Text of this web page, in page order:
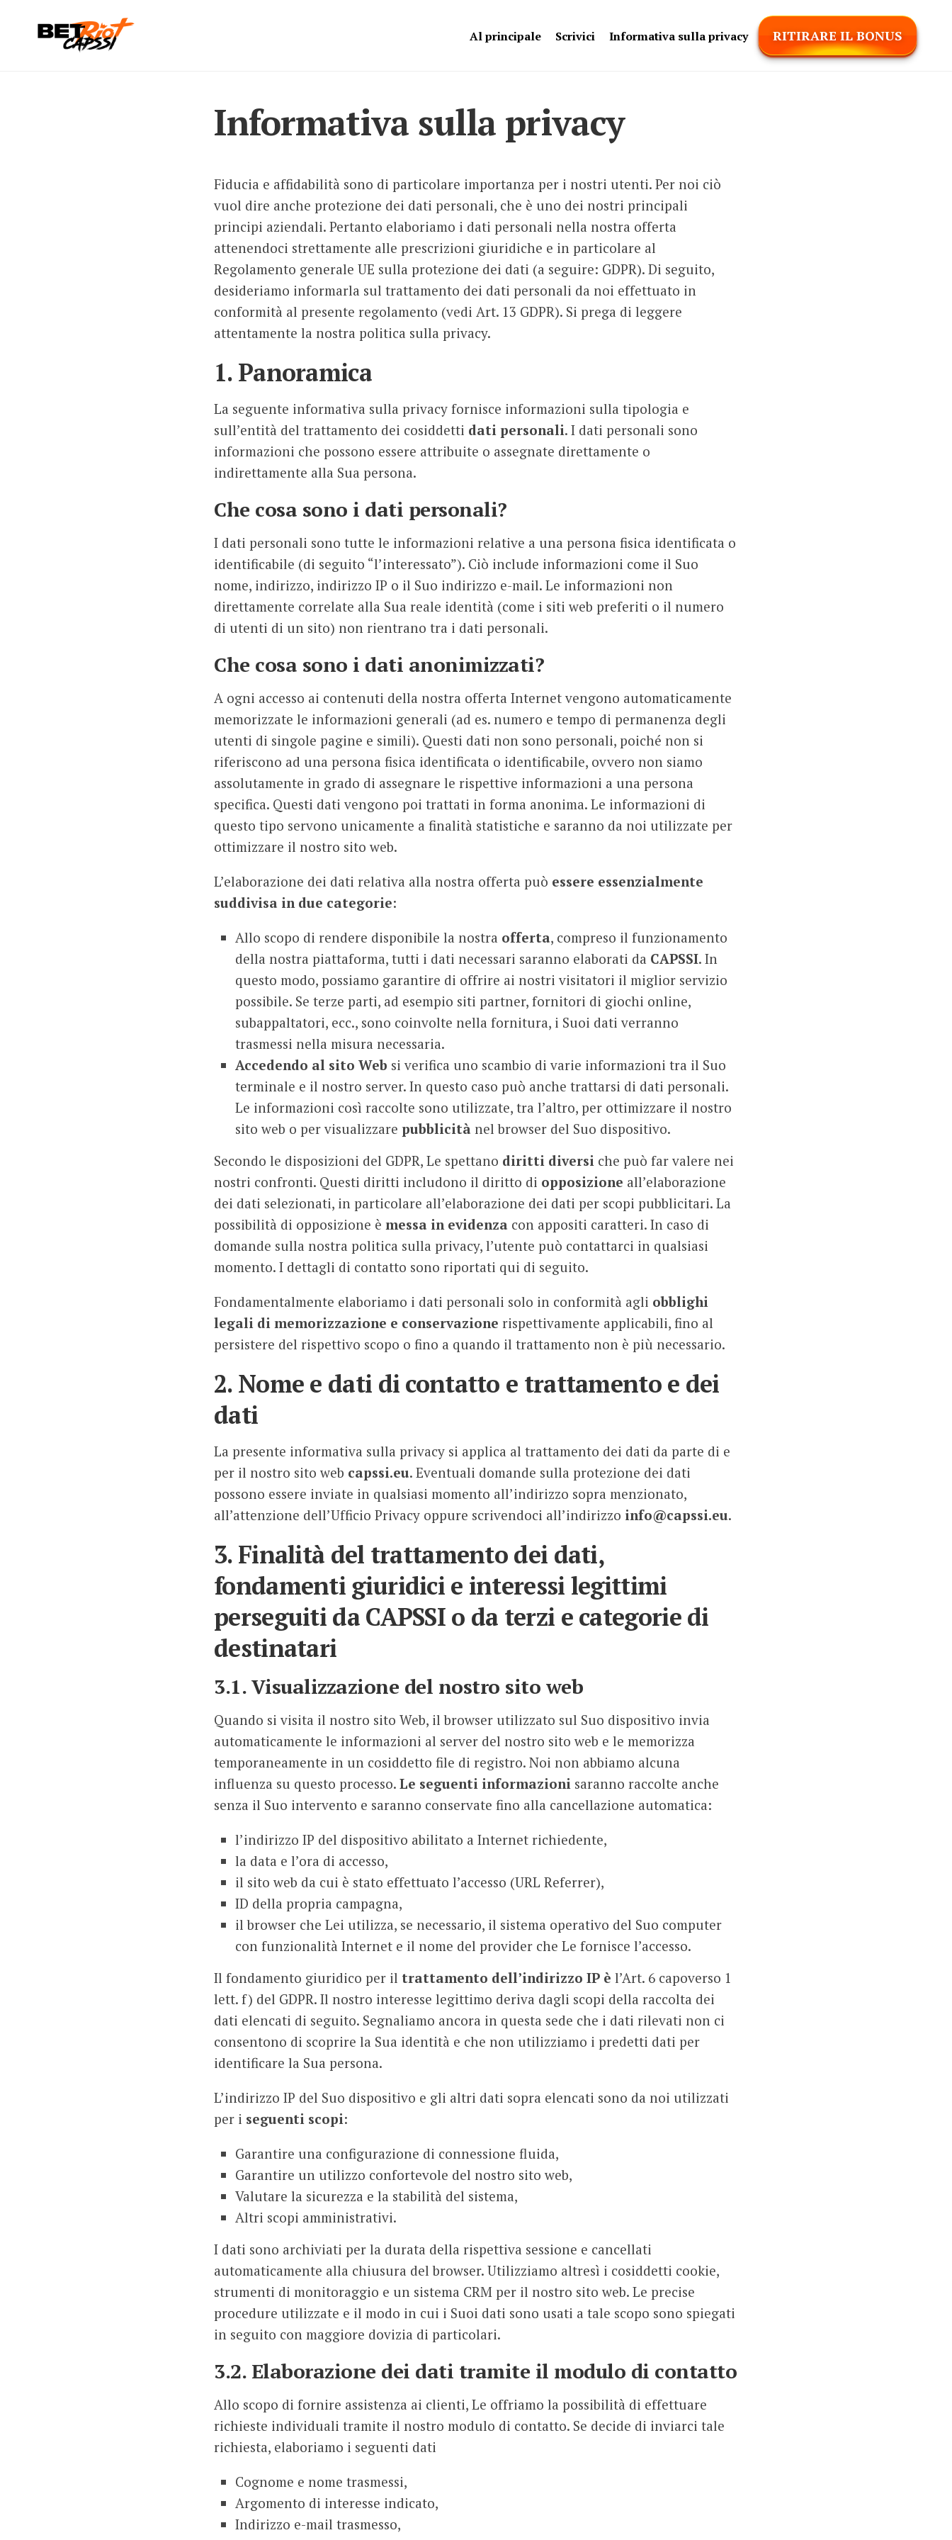
Al principale Scrivici Informativa sulla privacy RITIRARE IL BONUS
Informativa sulla privacy
Fiducia e affidabilità sono di particolare importanza per i nostri utenti. Per noi ciò
vuol dire anche protezione dei dati personali, che è uno dei nostri principali
principi aziendali. Pertanto elaboriamo i dati personali nella nostra offerta
attenendoci strettamente alle prescrizioni giuridiche e in particolare al
Regolamento generale UE sulla protezione dei dati (a seguire: GDPR). Di seguito,
desideriamo informarla sul trattamento dei dati personali da noi effettuato in
conformità al presente regolamento (vedi Art. 13 GDPR). Si prega di leggere
attentamente la nostra politica sulla privacy.
1. Panoramica
La seguente informativa sulla privacy fornisce informazioni sulla tipologia e
sull’entità del trattamento dei cosiddetti dati personali. I dati personali sono
informazioni che possono essere attribuite o assegnate direttamente o
indirettamente alla Sua persona.
Che cosa sono i dati personali?
I dati personali sono tutte le informazioni relative a una persona fisica identificata o
identificabile (di seguito “l’interessato”). Ciò include informazioni come il Suo
nome, indirizzo, indirizzo IP o il Suo indirizzo e-mail. Le informazioni non
direttamente correlate alla Sua reale identità (come i siti web preferiti o il numero
di utenti di un sito) non rientrano tra i dati personali.
Che cosa sono i dati anonimizzati?
A ogni accesso ai contenuti della nostra offerta Internet vengono automaticamente
memorizzate le informazioni generali (ad es. numero e tempo di permanenza degli
utenti di singole pagine e simili). Questi dati non sono personali, poiché non si
riferiscono ad una persona fisica identificata o identificabile, ovvero non siamo
assolutamente in grado di assegnare le rispettive informazioni a una persona
specifica. Questi dati vengono poi trattati in forma anonima. Le informazioni di
questo tipo servono unicamente a finalità statistiche e saranno da noi utilizzate per
ottimizzare il nostro sito web.
L’elaborazione dei dati relativa alla nostra offerta può essere essenzialmente
suddivisa in due categorie:
Allo scopo di rendere disponibile la nostra offerta, compreso il funzionamento
della nostra piattaforma, tutti i dati necessari saranno elaborati da CAPSSI. In
questo modo, possiamo garantire di offrire ai nostri visitatori il miglior servizio
possibile. Se terze parti, ad esempio siti partner, fornitori di giochi online,
subappaltatori, ecc., sono coinvolte nella fornitura, i Suoi dati verranno
trasmessi nella misura necessaria.
Accedendo al sito Web si verifica uno scambio di varie informazioni tra il Suo
terminale e il nostro server. In questo caso può anche trattarsi di dati personali.
Le informazioni così raccolte sono utilizzate, tra l’altro, per ottimizzare il nostro
sito web o per visualizzare pubblicità nel browser del Suo dispositivo.
Secondo le disposizioni del GDPR, Le spettano diritti diversi che può far valere nei
nostri confronti. Questi diritti includono il diritto di opposizione all’elaborazione
dei dati selezionati, in particolare all’elaborazione dei dati per scopi pubblicitari. La
possibilità di opposizione è messa in evidenza con appositi caratteri. In caso di
domande sulla nostra politica sulla privacy, l’utente può contattarci in qualsiasi
momento. I dettagli di contatto sono riportati qui di seguito.
Fondamentalmente elaboriamo i dati personali solo in conformità agli obblighi
legali di memorizzazione e conservazione rispettivamente applicabili, fino al
persistere del rispettivo scopo o fino a quando il trattamento non è più necessario.
2. Nome e dati di contatto e trattamento e dei
dati
La presente informativa sulla privacy si applica al trattamento dei dati da parte di e
per il nostro sito web capssi.eu. Eventuali domande sulla protezione dei dati
possono essere inviate in qualsiasi momento all’indirizzo sopra menzionato,
all’attenzione dell’Ufficio Privacy oppure scrivendoci all’indirizzo info@capssi.eu.
3. Finalità del trattamento dei dati,
fondamenti giuridici e interessi legittimi
perseguiti da CAPSSI o da terzi e categorie di
destinatari
3.1. Visualizzazione del nostro sito web
Quando si visita il nostro sito Web, il browser utilizzato sul Suo dispositivo invia
automaticamente le informazioni al server del nostro sito web e le memorizza
temporaneamente in un cosiddetto file di registro. Noi non abbiamo alcuna
influenza su questo processo. Le seguenti informazioni saranno raccolte anche
senza il Suo intervento e saranno conservate fino alla cancellazione automatica:
l’indirizzo IP del dispositivo abilitato a Internet richiedente,
la data e l’ora di accesso,
il sito web da cui è stato effettuato l’accesso (URL Referrer),
ID della propria campagna,
il browser che Lei utilizza, se necessario, il sistema operativo del Suo computer
con funzionalità Internet e il nome del provider che Le fornisce l’accesso.
Il fondamento giuridico per il trattamento dell’indirizzo IP è l’Art. 6 capoverso 1
lett. f) del GDPR. Il nostro interesse legittimo deriva dagli scopi della raccolta dei
dati elencati di seguito. Segnaliamo ancora in questa sede che i dati rilevati non ci
consentono di scoprire la Sua identità e che non utilizziamo i predetti dati per
identificare la Sua persona.
L’indirizzo IP del Suo dispositivo e gli altri dati sopra elencati sono da noi utilizzati
per i seguenti scopi:
Garantire una configurazione di connessione fluida,
Garantire un utilizzo confortevole del nostro sito web,
Valutare la sicurezza e la stabilità del sistema,
Altri scopi amministrativi.
I dati sono archiviati per la durata della rispettiva sessione e cancellati
automaticamente alla chiusura del browser. Utilizziamo altresì i cosiddetti cookie,
strumenti di monitoraggio e un sistema CRM per il nostro sito web. Le precise
procedure utilizzate e il modo in cui i Suoi dati sono usati a tale scopo sono spiegati
in seguito con maggiore dovizia di particolari.
3.2. Elaborazione dei dati tramite il modulo di contatto
Allo scopo di fornire assistenza ai clienti, Le offriamo la possibilità di effettuare
richieste individuali tramite il nostro modulo di contatto. Se decide di inviarci tale
richiesta, elaboriamo i seguenti dati
Cognome e nome trasmessi,
Argomento di interesse indicato,
Indirizzo e-mail trasmesso,